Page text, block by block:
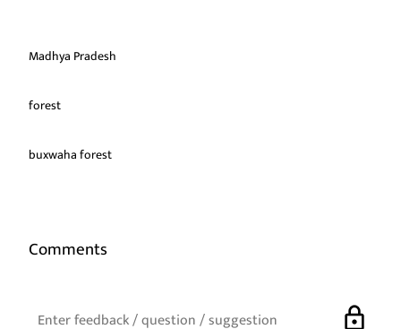
Madhya Pradesh
forest
buxwaha forest
Comments
lock